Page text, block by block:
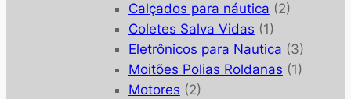
Calçados para náutica (2)
Coletes Salva Vidas (1)
Eletrônicos para Nautica (3)
Moitões Polias Roldanas (1)
Motores (2)